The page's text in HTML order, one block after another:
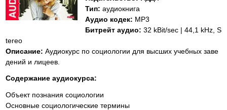
Тип: аудиокнига
Аудио кодек: MP3
Битрейт аудио: 32 kBit/sec | 44,1 kHz, S
tereo
Описание: Аудиокурс по социологии для высших учебных заве
дений и лицеев.
Содержание аудиокурса:
Объект познания социологии
Основные социологические термины